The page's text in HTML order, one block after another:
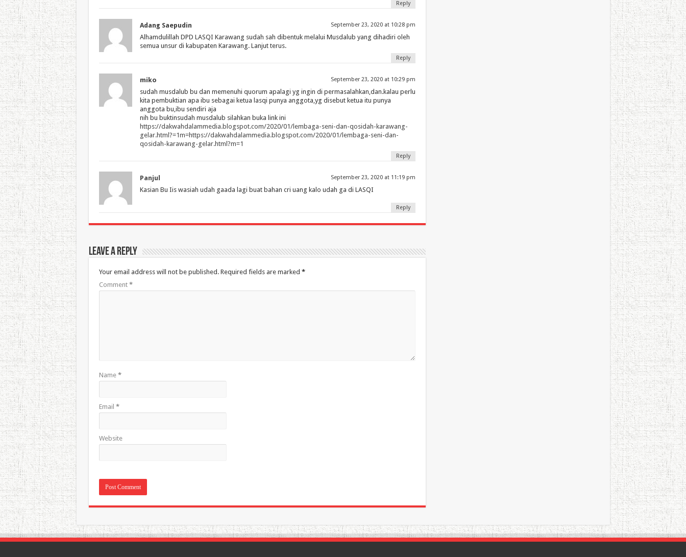
Reply
Adang Saepudin September 23, 2020 at 10:28 pm
Alhamdulillah DPD LASQI Karawang sudah sah dibentuk melalui Musdalub yang dihadiri oleh
semua unsur di kabupaten Karawang. Lanjut terus.
Reply
miko September 23, 2020 at 10:29 pm
sudah musdalub bu dan memenuhi quorum apalagi yg ingin di permasalahkan,dan.kalau perlu
kita pembuktian apa ibu sebagai ketua lasqi punya anggota,yg disebut ketua itu punya
anggota bu,ibu sendiri aja
nih bu buktinsudah musdalub silahkan buka link ini
https://dakwahdalammedia.blogspot.com/2020/01/lembaga-seni-dan-qosidah-karawang-
gelar.html?=1m=https://dakwahdalammedia.blogspot.com/2020/01/lembaga-seni-dan-
qosidah-karawang-gelar.html?m=1
Reply
Panjul September 23, 2020 at 11:19 pm
Kasian Bu Iis wasiah udah gaada lagi buat bahan cri uang kalo udah ga di LASQI
Reply
Leave a Reply
Your email address will not be published. Required fields are marked *
Comment *
Name *
Email *
Website